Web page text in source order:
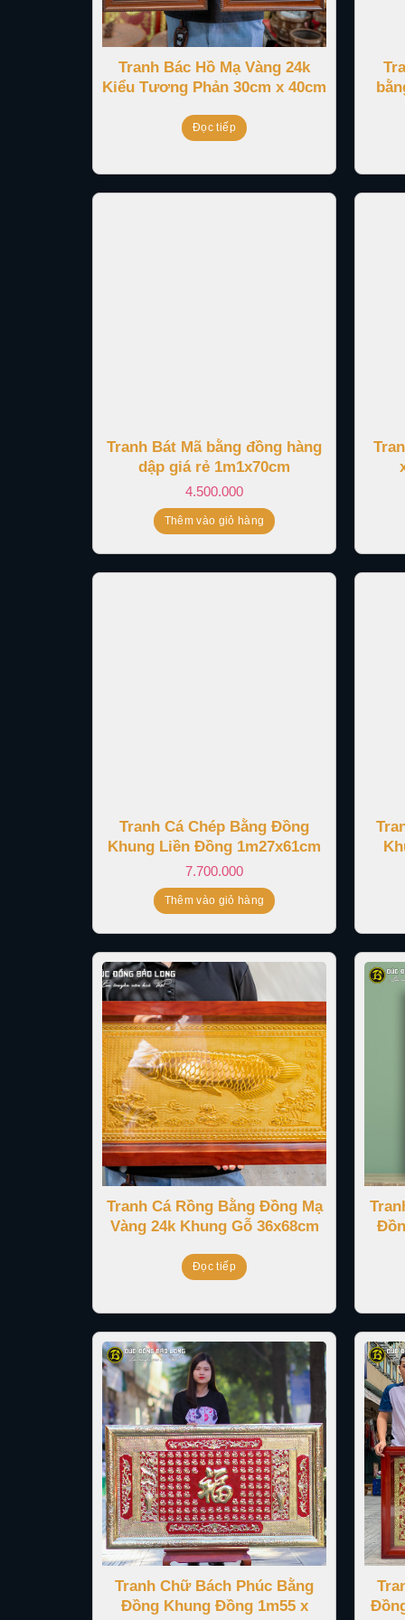
Tranh Bác Hồ Mạ Vàng 24k
Kiểu Tương Phản 30cm x 40cm
Đọc tiếp
Tranh Bát Mã bằng đồng hàng
dập giá rẻ 1m1x70cm
4.500.000
Thêm vào giỏ hàng
Tranh Cá Chép Bằng Đồng
Khung Liền Đồng 1m27x61cm
7.700.000
Thêm vào giỏ hàng
Tranh Cá Rồng Bằng Đồng Mạ
Vàng 24k Khung Gỗ 36x68cm
Đọc tiếp
Tranh Chữ Bách Phúc Bằng
Đồng Khung Đồng 1m55 x